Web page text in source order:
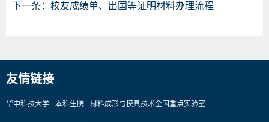
下一条： 校友成绩单、出国等证明材料办理流程
友情链接
华中科技大学 本科生院 材料成形与模具技术全国重点实验室